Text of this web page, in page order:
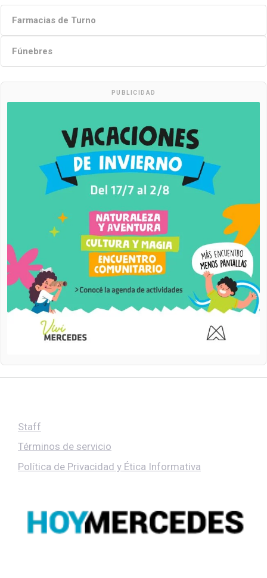
Farmacias de Turno
Fúnebres
PUBLICIDAD
Staff
Términos de servicio
Política de Privacidad y Ética Informativa